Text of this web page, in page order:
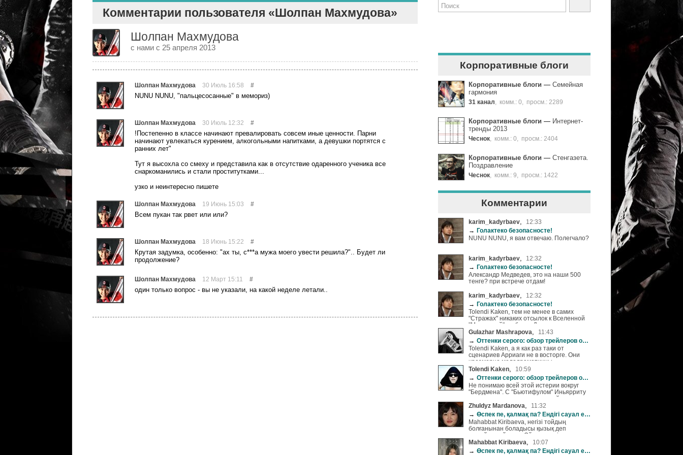
Корпоративные блоги
Корпоративные блоги — Семейная
гармония
31 канал комм.: 0 просм.: 2289
Корпоративные блоги — Интернет-
тренды 2013
Чеснок комм.: 0 просм.: 2404
Корпоративные блоги — Стенгазета.
Поздравление
Чеснок комм.: 9 просм.: 1422
Комментарии
karim_kadyrbaev,
12:33
→ Голактеко безопасносте!
NUNU NUNU, я вам отвечаю. Полегчало?
karim_kadyrbaev,
12:32
→
Голактеко безопасносте!
Александр Медведев, это на наши 500
тенге? при встрече отдам!
karim_kadyrbaev
12:32
→ Голактеко безопасносте!
Tolendi Kaken, тем не менее в самих
"Стражах" никаких отсылок к Вселенной
"Мстителей" не было. Даже в сцене после
титров
Gulazhar Mashrapova,
11:43
→ Оттенки серого: обзор трейлеров ожидаемых фильмов
Tolendi Kaken, а я как раз таки от
сценариев Арриаги не в восторге. Они
чрезмерно мелодраматичны,
аффективны, патетичны . Арриага,
бесспорно, очень талантлив как
сценарист, но так пафосен и полон
желания выдумать на ровном месте
трагедию, что наводит на мысль, а не
сценариев для мексиканских мыльных
опер. А «Гравитация» мне понравилась ;)
Я была приятно удивлена тем , что у
режиссера получилось снять такое
жизнеутверждающее кино о силе
человеческого духа без избыточной
американщины, распевания гимнов и
Tolendi Kaken
10:59
→ Оттенки серого: обзор трейлеров ожидаемых фильмов
Не понимаю всей этой истерии вокруг
"Бердмена". С "Бьютифулом" Иньярриту
опустился от планки, заданной
трилогией о смерти. Кино с Бардемом
выглядит откровенным леваком, так что
отсутствие золотого пера Гильермо
Арриага стало большой дырой.
Вспоминается история другого
все ТАК кричали, что "Гравитация" станет
великим фильмом, что это самовнушение
Zhuldyz Mardanova,
11:32
→ Өспек пе, қалмақ па? Ендігі сауал екіұдай...
Mahabbat Kiribaeva, негізі тойдың
болғанынан боладысы қызық деп
шулайды ғой жұрт. Әйтпесе өсіп қарық
қылмас бәлендей. Бірақ нарықтық
экономика болғандықтан баға бір орында
Mahabbat Kiribaeva,
10:07
→ Өспек пе, қалмақ па? Ендігі сауал екіұдай...
Комментарии пользователя «Шолпан Махмудова»
Шолпан Махмудова
с нами с 25 апреля 2013
Шолпан Махмудова 30 Июль 16:58 #
NUNU NUNU, "пальцесосанные" в мемориз)
Шолпан Махмудова 30 Июль 12:32 #
!Постепенно в классе начинают превалировать совсем иные ценности. Парни
начинают увлекаться курением, алкогольными напитками, а девушки портятся с
ранних лет"
Тут я высохла со смеху и представила как в отсутствие одаренного ученика все
снаркоманились и стали проститутками...
узко и неинтересно пишете
Шолпан Махмудова 19 Июнь 15:03 #
Всем пукан так рвет или или?
Шолпан Махмудова 18 Июнь 15:22 #
Крутая задумка, особенно: "ах ты, с***а мужа моего увести решила?".. Будет ли
продолжение?
Шолпан Махмудова 12 Март 15:11 #
один только вопрос - вы не указали, на какой неделе летали..